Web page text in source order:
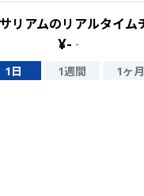
リアムのリアルタイム
¥- -
1日 1週間 1ヶ月